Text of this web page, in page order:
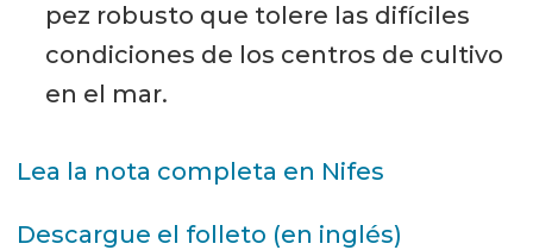
pez robusto que tolere las difíciles
condiciones de los centros de cultivo
en el mar.
Lea la nota completa en Nifes
Descargue el folleto (en inglés)